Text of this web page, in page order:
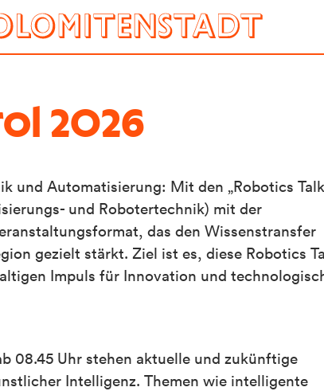
2026
und Automatisierung: Mit den „Robotics
und Robotertechnik) mit der
das den Wissenstransfer
gezielt stärkt. Ziel ist es, diese Robotics
Impuls für Innovation und
08.45 Uhr stehen aktuelle und zukünftige
Intelligenz. Themen wie intelligente